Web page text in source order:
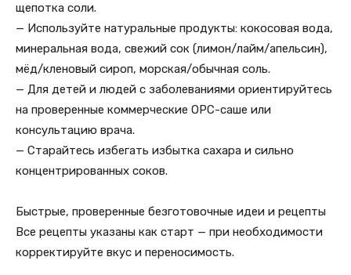
щепотка соли.
— Используйте натуральные продукты: кокосовая вода,
минеральная вода, свежий сок (лимон/лайм/апельсин),
мёд/кленовый сироп, морская/обычная соль.
— Для детей и людей с заболеваниями ориентируйтесь
на проверенные коммерческие ОРС-саше или
консультацию врача.
— Старайтесь избегать избытка сахара и сильно
концентрированных соков.
Быстрые, проверенные безготовочные идеи и рецепты
Все рецепты указаны как старт — при необходимости
корректируйте вкус и переносимость.